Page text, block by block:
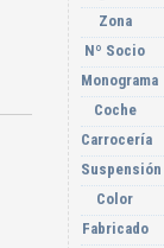
Zona
Nº Socio
Monograma
Coche
Carrocería
Suspensión
Color
Fabricado